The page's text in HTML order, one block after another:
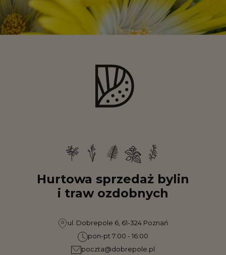
Hurtowa sprzedaż bylin
i traw ozdobnych
ul. Dobrepole 6, 61-324 Poznań
pon-pt 7:00 - 16:00
poczta@dobrepole.pl